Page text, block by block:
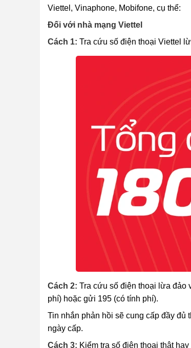
Viettel, Vinaphone, Mobifone, cụ thể:
Đối với nhà mạng Viettel
Cách 1: Tra cứu số điện thoại Viettel
Cách 2: Tra cứu số điện thoại lừa đảo
phí) hoặc gửi 195 (có tính phí).
Tin nhắn phản hồi sẽ cung cấp đầy đủ
ngày cấp.
Cách 3: Kiểm tra số điện thoại thật